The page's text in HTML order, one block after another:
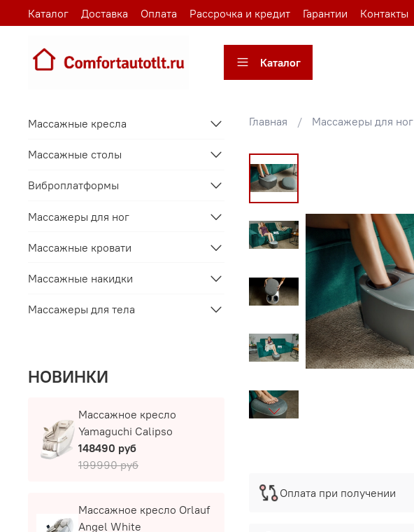
Каталог Доставка Оплата Рассрочка и кредит Гарантии Контакты
Каталог
Главная Массажеры для ног
Оплата при получении
Массажные кресла
Массажные столы
Виброплатформы
Массажеры для ног
Массажные кровати
Массажные накидки
Массажеры для тела
НОВИНКИ
Массажное кресло
Yamaguchi Calipso
148490 руб
199990 руб
Массажное кресло Orlauf
Angel White